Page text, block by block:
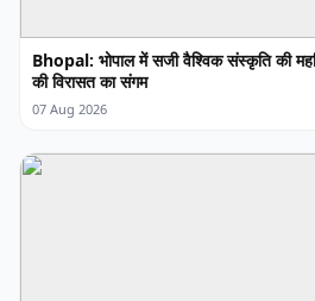
Bhopal: भोपाल में सजी वैश्विक संस्कृति की
की विरासत का संगम
07 Aug 2026